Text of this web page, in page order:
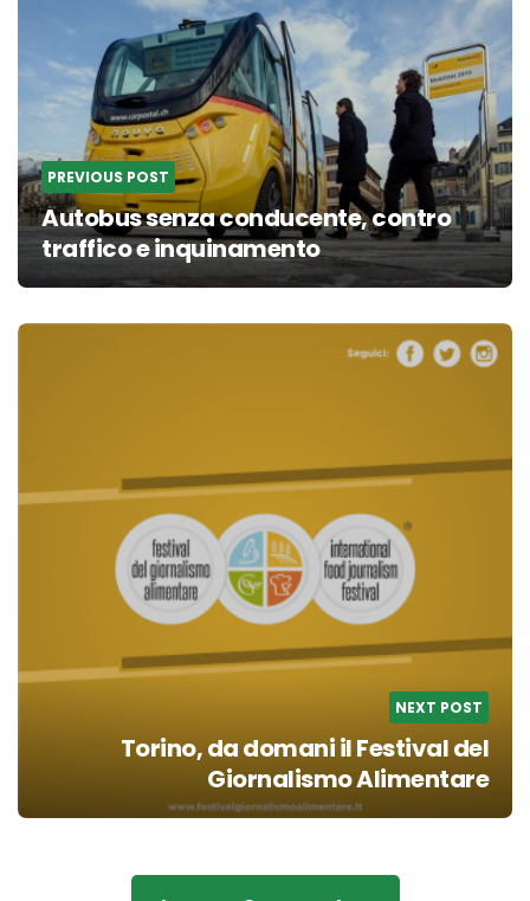
PREVIOUS POST
Autobus senza conducente, contro
traffico e inquinamento
NEXT POST
Torino, da domani il Festival del
Giornalismo Alimentare